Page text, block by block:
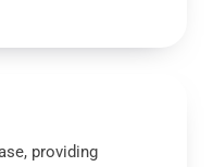
providing